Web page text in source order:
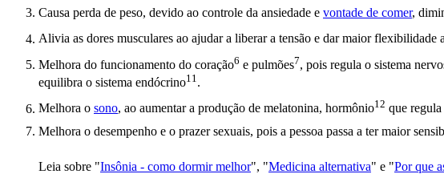
Causa perda de peso, devido ao controle da ansiedade e vontade de comer,
Alivia as dores musculares ao ajudar a liberar a tensão e dar maior flexibilidade
Melhora do funcionamento do coração6 e pulmões7, pois regula o sistema
equilibra o sistema endócrino11 .
Melhora o sono, ao aumentar a produção de melatonina, hormônio12 que regula
Melhora o desempenho e o prazer sexuais, pois a pessoa passa a ter maior
Leia sobre "Insônia - como dormir melhor", "Medicina alternativa" e "Por que